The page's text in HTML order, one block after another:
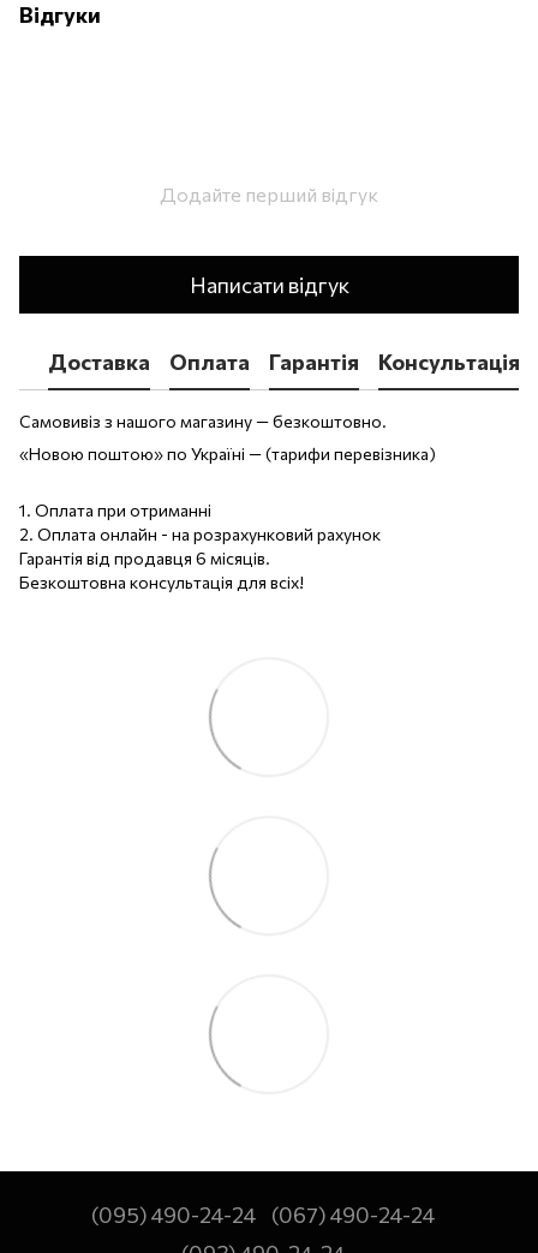
Відгуки
Додайте перший відгук
Написати відгук
Доставка Оплата Гарантія Консультація
Самовивіз з нашого магазину — безкоштовно.
«Новою поштою» по Україні — (тарифи перевізника)
1. Оплата при отриманні
2. Оплата онлайн - на розрахунковий рахунок
Гарантія від продавця 6 місяців.
Безкоштовна консультація для всіх!
(095) 490-24-24
(067) 490-24-24